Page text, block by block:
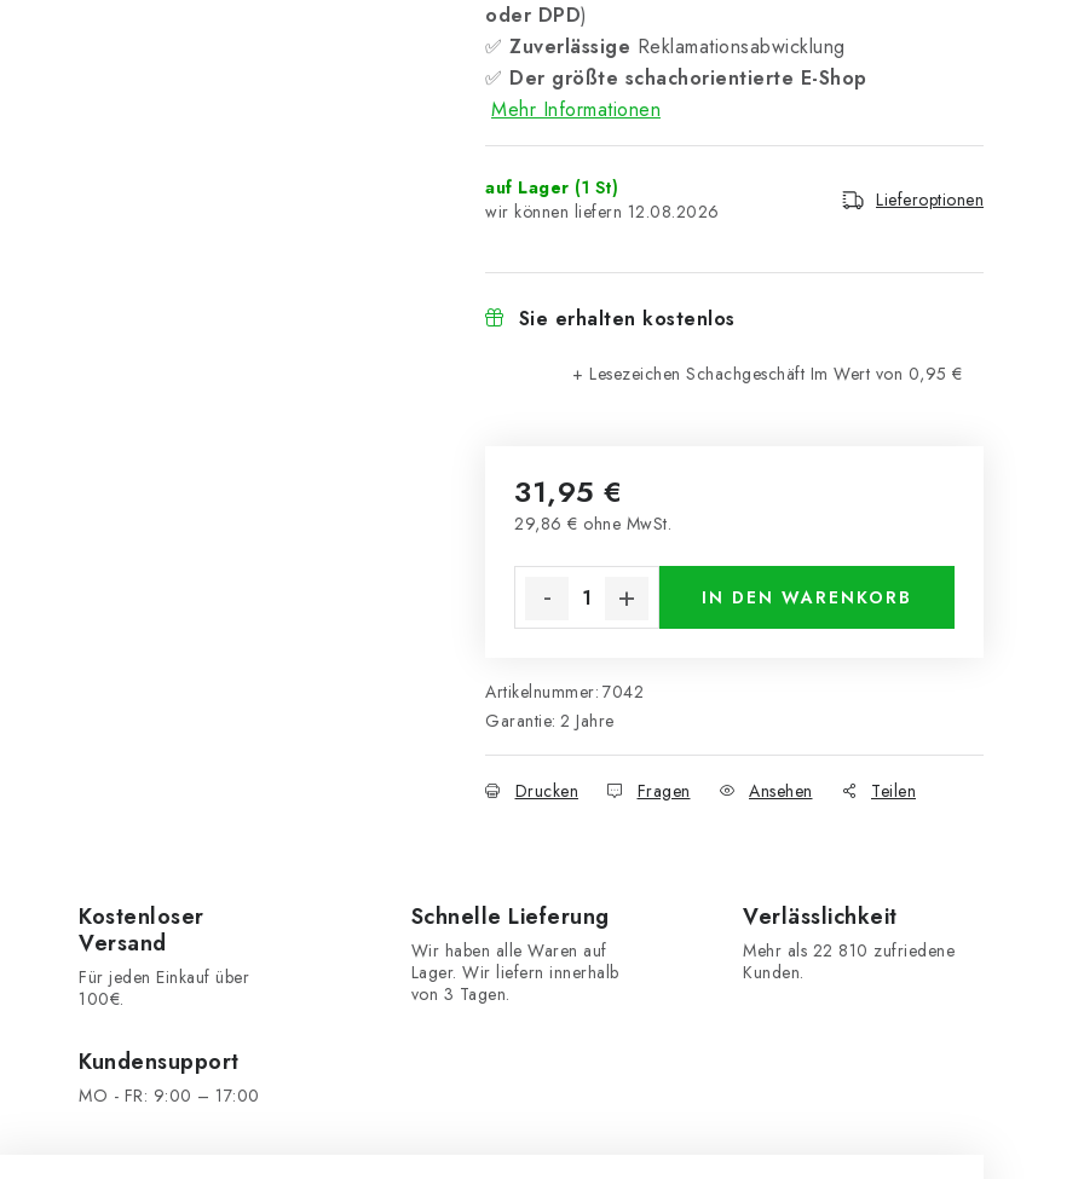
oder DPD)
✅ Zuverlässige Reklamationsabwicklung
✅ Der größte schachorientierte E-Shop
Mehr Informationen
auf Lager (1 St)
12.08.2026
Lieferoptionen
Sie erhalten kostenlos
+ Lesezeichen Schachgeschäft Im Wert von 0,95 €
31,95 €
29,86 € ohne MwSt.
IN DEN WARENKORB
Artikelnummer: 7042
Garantie: 2 Jahre
Drucken Fragen Ansehen Teilen
Kostenloser
Versand
Für jeden Einkauf über
100€.
Schnelle Lieferung
Wir haben alle Waren auf
Lager. Wir liefern innerhalb
von 3 Tagen.
Verlässlichkeit
Mehr als 22 810 zufriedene
Kunden.
Kundensupport
MO - FR: 9:00 – 17:00